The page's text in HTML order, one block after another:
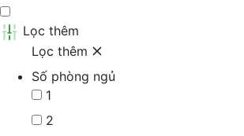
Lọc thêm
Lọc thêm
Số phòng ngủ
1
2